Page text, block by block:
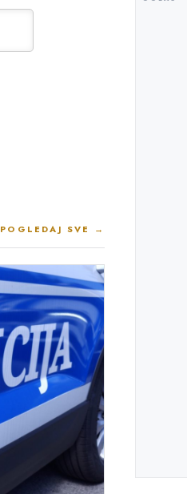
POGLEDAJ SVE →